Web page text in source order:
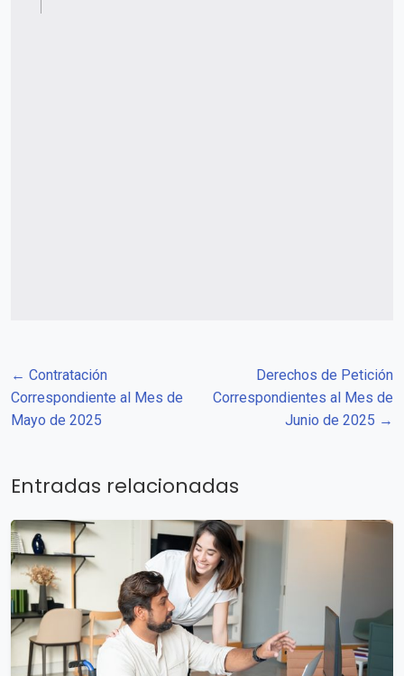
← Contratación
Correspondiente al Mes de
Mayo de 2025
Derechos de Petición
Correspondientes al Mes de
Junio de 2025 →
Entradas relacionadas